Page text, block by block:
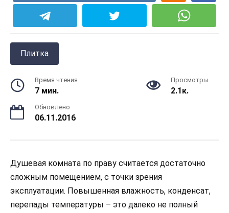
Плитка
Время чтения
7 мин.
Просмотры
2.1к.
Обновлено
06.11.2016
Душевая комната по праву считается достаточно
сложным помещением, с точки зрения
эксплуатации. Повышенная влажность, конденсат,
перепады температуры – это далеко не полный